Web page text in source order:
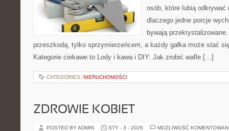
osób, które lubią
dlaczego jedne porcje
bywają
przeszkodą, tylko sprzymierzeńcem, a każdy gałka może stać
Kategorie ciekawe to Lody i kawa i DIY: Jak zrobić wafle […]
CATEGORIES: NIERUCHOMOŚCI
ZDROWIE KOBIET
POSTED BY ADMIN STY - 3 - 2026 MOŻLIWOŚĆ